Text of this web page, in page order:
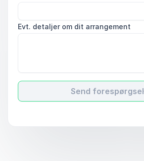
Evt. detaljer om dit arrangement
Send forespørgsel